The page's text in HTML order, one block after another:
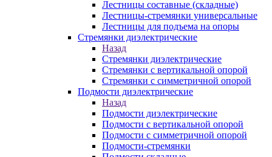
Лестницы составные (складные)
Лестницы-стремянки универсальные
Лестницы для подъема на опоры
Стремянки диэлектрические
Назад
Стремянки диэлектрические
Стремянки с вертикальной опорой
Стремянки с симметричной опорой
Подмости диэлектрические
Назад
Подмости диэлектрические
Подмости с вертикальной опорой
Подмости с симметричной опорой
Подмости-стремянки